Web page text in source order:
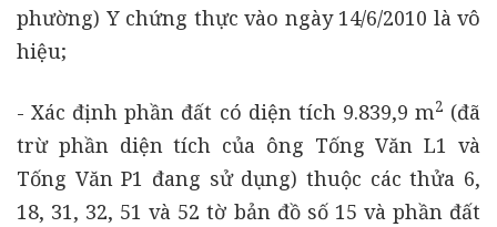
phường) Y chứng thực vào ngày 14/6/2010 là vô
hiệu;
- Xác định phần đất có diện tích 9.839,9 m2 (đã
trừ phần diện tích của ông Tống Văn L1 và
Tống Văn P1 đang sử dụng) thuộc các thửa 6,
18, 31, 32, 51 và 52 tờ bản đồ số 15 và phần đất